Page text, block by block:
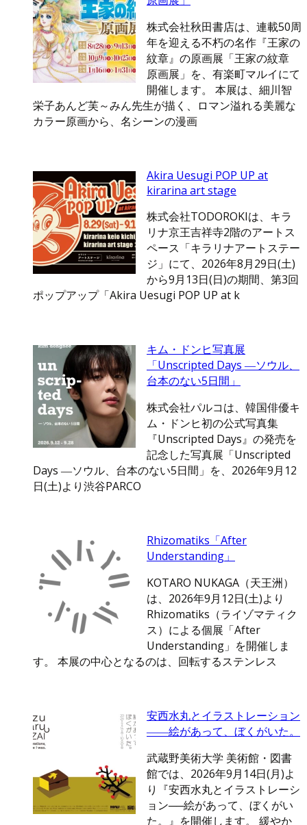
株式会社秋田書店は、連載50周
年を迎える不朽の名作『王家の
紋章』の原画展「王家の紋章
原画展」を、有楽町マルイにて
開催します。 本展は、細川智
栄子あんど芙～みん先生が描く、ロマン溢れる美麗な
カラー原画から、名シーンの漫画
Akira Uesugi POP UP at
kirarina art stage
株式会社TODOROKIは、キラ
リナ京王吉祥寺2階のアートス
ペース「キラリナアートステー
ジ」にて、2026年8月29日(土)
から9月13日(日)の期間、第3回
ポップアップ「Akira Uesugi POP UP at k
キム・ドンヒ写真展
「Unscripted Days ―ソウル、
台本のない5日間」
株式会社パルコは、韓国俳優キ
ム・ドンヒ初の公式写真集
『Unscripted Days』の発売を
記念した写真展「Unscripted
Days ―ソウル、台本のない5日間」を、2026年9月12
日(土)より渋谷PARCO
Rhizomatiks「After
Understanding」
KOTARO NUKAGA（天王洲）
は、2026年9月12日(土)より
Rhizomatiks（ライゾマティク
ス）による個展「After
Understanding」を開催しま
す。 本展の中心となるのは、回転するステンレス
安西水丸とイラストレーション
――絵があって、ぼくがいた。
武蔵野美術大学 美術館・図書
館では、2026年9月14日(月)よ
り『安西水丸とイラストレーシ
ョン──絵があって、ぼくがい
た。』を開催します。 緩やか